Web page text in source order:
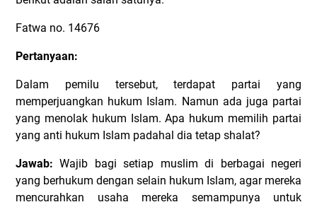
Fatwa no. 14676
Pertanyaan:
Dalam pemilu tersebut, terdapat partai yang
memperjuangkan hukum Islam. Namun ada juga partai
yang menolak hukum Islam. Apa hukum memilih partai
yang anti hukum Islam padahal dia tetap shalat?
Jawab: Wajib bagi setiap muslim di berbagai negeri
yang berhukum dengan selain hukum Islam, agar mereka
mencurahkan usaha mereka semampunya untuk